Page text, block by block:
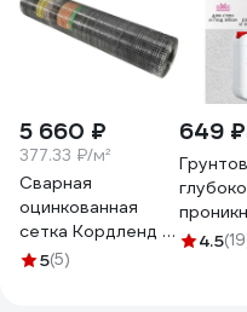
5 660 ₽
377.33 ₽/м²
Сварная
оцинкованная
сетка Кордленд Ø
1 мм, ячейка 10x10
5(5)
649 ₽
Легко
4.5